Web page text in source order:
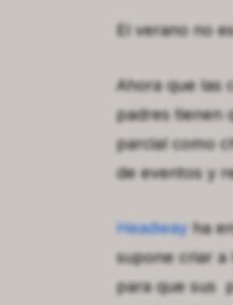
El verano no
Ahora que las
padres tienen
parcial como
de eventos y
Headway ha
supone criar a
para que sus